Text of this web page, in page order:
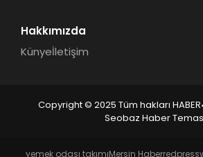
Hakkımızda
Künyeİletişim
Copyright © 2025 Tüm hakları
Seobaz Haber
yemek odası takımıMersin Haber